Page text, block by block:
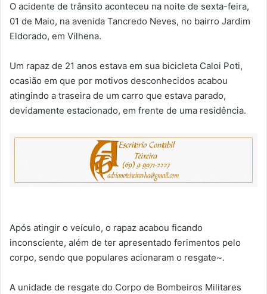
O acidente de trânsito aconteceu na noite de sexta-feira,
01 de Maio, na avenida Tancredo Neves, no bairro Jardim
Eldorado, em Vilhena.
Um rapaz de 21 anos estava em sua bicicleta Caloi Poti,
ocasião em que por motivos desconhecidos acabou
atingindo a traseira de um carro que estava parado,
devidamente estacionado, em frente de uma residência.
Após atingir o veículo, o rapaz acabou ficando
inconsciente, além de ter apresentado ferimentos pelo
corpo, sendo que populares acionaram o resgate~.
A unidade de resgate do Corpo de Bombeiros Militares